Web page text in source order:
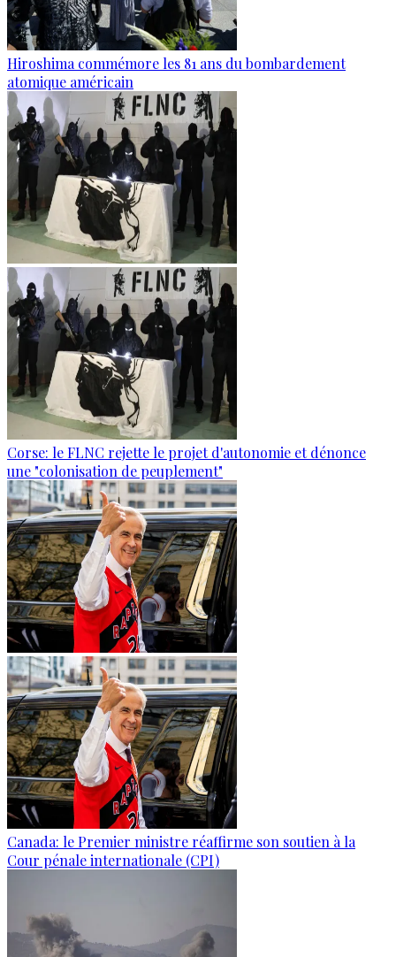
Hiroshima commémore les 81 ans du bombardement
atomique américain
Corse: le FLNC rejette le projet d'autonomie et dénonce
une "colonisation de peuplement"
Canada: le Premier ministre réaffirme son soutien à la
Cour pénale internationale (CPI)